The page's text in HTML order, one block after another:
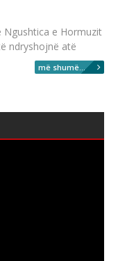
Ngushtica e Hormuzit
ndryshojnë atë
më shumë...